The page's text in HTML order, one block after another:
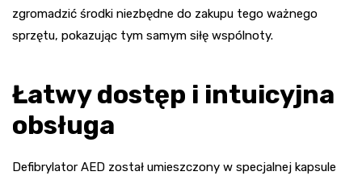
zgromadzić środki niezbędne do zakupu tego ważnego
sprzętu, pokazując tym samym siłę wspólnoty.
Łatwy dostęp i intuicyjna
obsługa
Defibrylator AED został umieszczony w specjalnej kapsule